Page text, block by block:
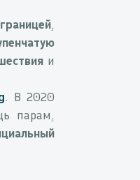
,
и
. В 2020
парам,